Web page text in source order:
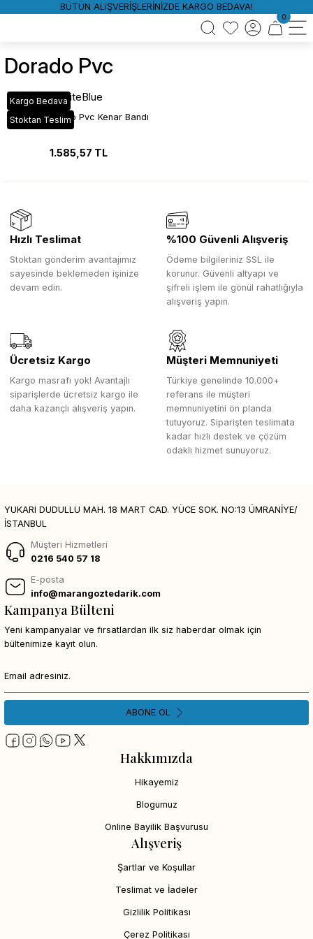
BÜTÜN ALIŞVERİŞLERİNİZDE KARGO BEDAVA!
0
Dorado Pvc
Kargo Bedava
Stoktan Teslim
WhiteBlue
VT_09A Dorado Pvc Kenar Bandı
1.585,57 TL
Hızlı Teslimat
Stoktan gönderim avantajımız
sayesinde beklemeden işinize
devam edin.
%100 Güvenli Alışveriş
Ödeme bilgileriniz SSL ile
korunur. Güvenli altyapı ve
şifreli işlem ile gönül rahatlığıyla
alışveriş yapın.
Ücretsiz Kargo
Kargo masrafı yok! Avantajlı
siparişlerde ücretsiz kargo ile
daha kazançlı alışveriş yapın.
Müşteri Memnuniyeti
Türkiye genelinde 10.000+
referans ile müşteri
memnuniyetini ön planda
tutuyoruz. Siparişten teslimata
kadar hızlı destek ve çözüm
odaklı hizmet sunuyoruz.
YUKARI DUDULLU MAH. 18 MART CAD. YÜCE SOK. NO:13 ÜMRANİYE/
İSTANBUL
Müşteri Hizmetleri
0216 540 57 18
E-posta
info@marangoztedarik.com
Hakkımızda
Hikayemiz
Blogumuz
Online Bayilik Başvurusu
Alışveriş
Şartlar ve Koşullar
Teslimat ve İadeler
Gizlilik Politikası
Çerez Politikası
Kampanya Bülteni
Yeni kampanyalar ve fırsatlardan ilk siz haberdar olmak için
bültenimize kayıt olun.
ABONE OL